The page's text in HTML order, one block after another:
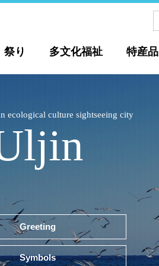
祭り 多文化福祉 特産品
ecological culture sightseeing city
Greeting
Symbols